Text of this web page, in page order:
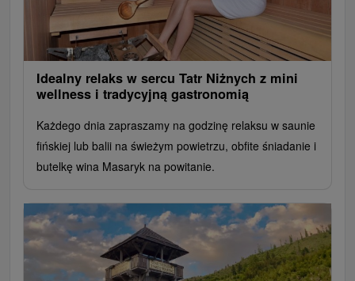
Idealny relaks w sercu Tatr Niżnych z mini
wellness i tradycyjną gastronomią
Każdego dnia zapraszamy na godzinę relaksu w saunie
fińskiej lub balii na świeżym powietrzu, obfite śniadanie i
butelkę wina Masaryk na powitanie.